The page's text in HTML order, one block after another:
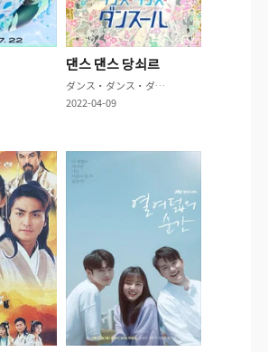
댄스 댄스 당쇠르
ダンス・ダンス・ダンスール
2022-04-09